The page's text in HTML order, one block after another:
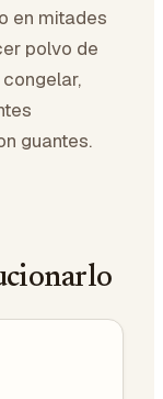
en mitades
polvo de
guantes.